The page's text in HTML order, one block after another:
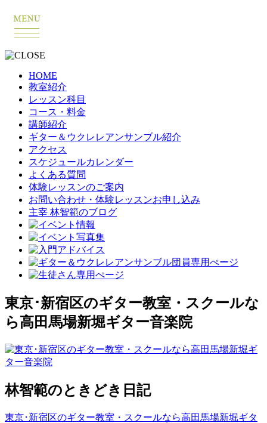
HOME
教室紹介
レッスン科目
コース・料金
講師紹介
ギター＆ウクレレアンサンブル紹介
アクセス
スケジュールカレンダー
よくある質問
体験レッスンのご案内
お問い合わせ・体験レッスンお申し込み
主宰 林智範のブログ
東京･新宿区のギター教室・スクールな
ら高田馬場新堀ギター音楽院
林智範のときどき日記
東京･新宿区のギター教室・スクールなら高田馬場新堀ギタ